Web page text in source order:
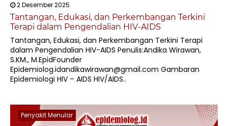
2 Desember 2025
Tantangan, Edukasi, dan Perkembangan Terkini
Terapi dalam Pengendalian HIV-AIDS
Tantangan, Edukasi, dan Perkembangan Terkini Terapi
dalam Pengendalian HIV-AIDS Penulis:Andika Wirawan,
S.KM., M.EpidFounder
Epidemiolog.idandikawirawan@gmail.com Gambaran
Epidemiologi HIV – AIDS HIV/AIDS..
Penyakit Menular